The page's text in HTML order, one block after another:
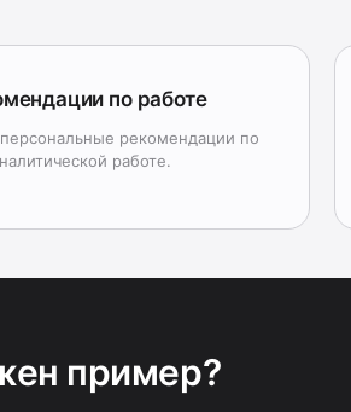
по работе
рекомендации по
работе.
пример?